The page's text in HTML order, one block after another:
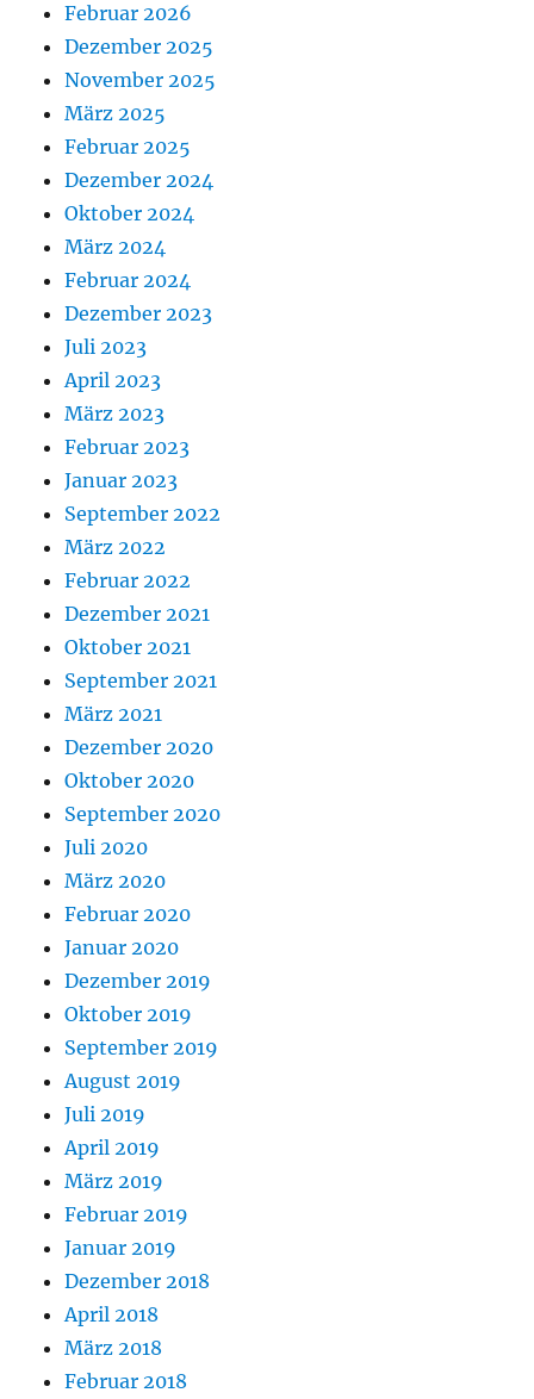
Februar 2026
Dezember 2025
November 2025
März 2025
Februar 2025
Dezember 2024
Oktober 2024
März 2024
Februar 2024
Dezember 2023
Juli 2023
April 2023
März 2023
Februar 2023
Januar 2023
September 2022
März 2022
Februar 2022
Dezember 2021
Oktober 2021
September 2021
März 2021
Dezember 2020
Oktober 2020
September 2020
Juli 2020
März 2020
Februar 2020
Januar 2020
Dezember 2019
Oktober 2019
September 2019
August 2019
Juli 2019
April 2019
März 2019
Februar 2019
Januar 2019
Dezember 2018
April 2018
März 2018
Februar 2018